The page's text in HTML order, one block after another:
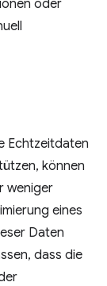
oder
Echtzeitdaten
können
weniger
eines
Daten
dass die